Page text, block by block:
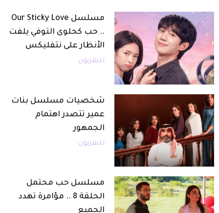
مسلسل Our Sticky Love
.. حب كحلوى التوفي يلفت
الأنظار على نتفليكس
تليفزيون
شخصيات مسلسل بنات
عمير تتصدر اهتمام
الجمهور
تليفزيون
مسلسل حب محتمل
الحلقة 8 .. مؤامرة تهدد
الجميع